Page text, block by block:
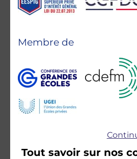
Membre de
Tout savoir sur nos